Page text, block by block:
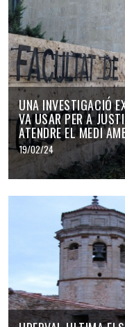
UNA INVESTIGACIÓ
VA USAR PER A
ATENDRE EL MEDI
19/02/24